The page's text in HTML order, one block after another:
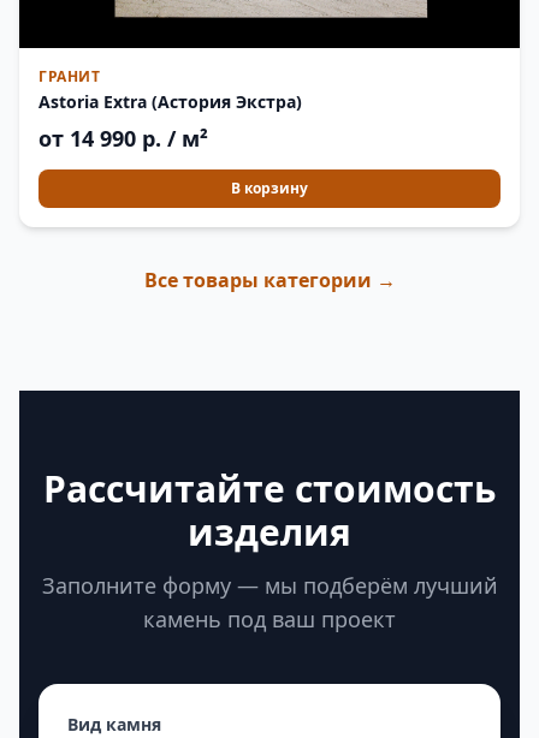
ГРАНИТ
Astoria Extra (Астория Экстра)
от 14 990 р. / м²
В корзину
Все товары категории →
Рассчитайте стоимость
изделия
Заполните форму — мы подберём лучший
камень под ваш проект
Вид камня